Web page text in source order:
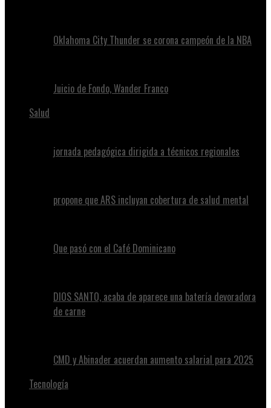
Oklahoma City Thunder se corona campeón de la NBA
Juicio de Fondo, Wander Franco
Salud
jornada pedagógica dirigida a técnicos regionales
propone que ARS incluyan cobertura de salud mental
Que pasó con el Café Dominicano
DIOS SANTO, acaba de aparece una batería devoradora
de carne
CMD y Abinader acuerdan aumento salarial para 2025
Tecnología